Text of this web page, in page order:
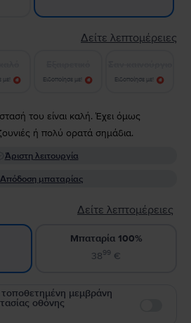
Δείτε λεπτομέρειες
με! Ειδοποίησε με! Ειδοποίησε με!
του είναι καλή. Έχει όμως
ή πολύ ορατά σημάδια.
Άριστη λειτουργία
Απόδοση μπαταρίας
Δείτε λεπτομέρειες
Μπαταρία 100%
3899 €
τοποθετημένη μεμβράνη
οθόνης